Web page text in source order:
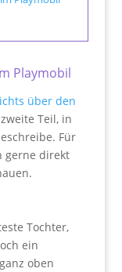
Playmobil
über den
Teil, in
Für
gerne direkt
Tochter,
ein
oben